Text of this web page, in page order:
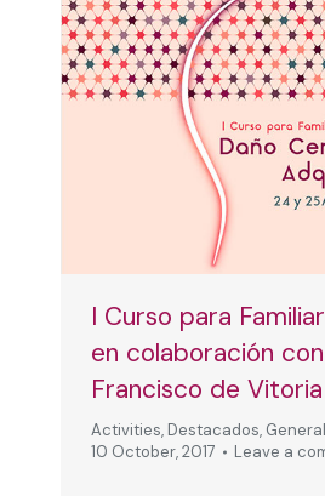
I Curso para
en colaboración
Francisco de Vitoria
Activities, Destacados, General
10 October, 2017
Leave a